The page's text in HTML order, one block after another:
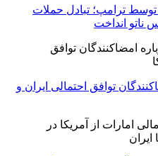
توسط ترامپ؛ تبادل حملات
ناتو انداخت
توافق احتمالی ایران و